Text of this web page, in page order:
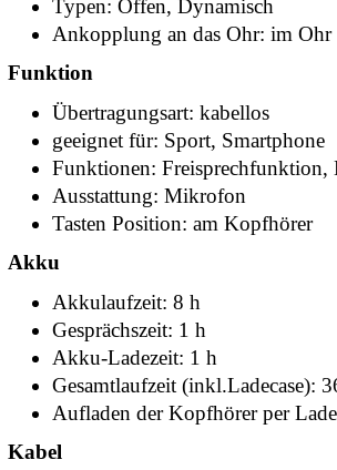
Typen: Offen, Dynamisch
Ankopplung an das Ohr: im Ohr
Funktion
Übertragungsart: kabellos
geeignet für: Sport, Smartphone
Funktionen:
Ausstattung: Mikrofon
Tasten Position: am Kopfhörer
Akku
Akkulaufzeit: 8 h
Gesprächszeit: 1 h
Akku-Ladezeit: 1 h
Gesamtlaufzeit (inkl.Ladecase):
Aufladen der Kopfhörer per
Kabel